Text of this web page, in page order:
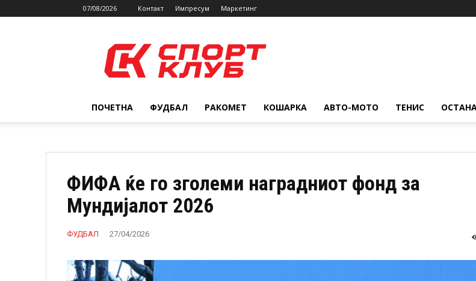
07/08/2026 Контакт Импресум Маркетинг
ПОЧЕТНА ФУДБАЛ РАКОМЕТ КОШАРКА АВТО-МОТО ТЕНИС
ФИФА ќе го зголеми наградниот фонд за
Мундијалот 2026
ФУДБАЛ 27/04/2026